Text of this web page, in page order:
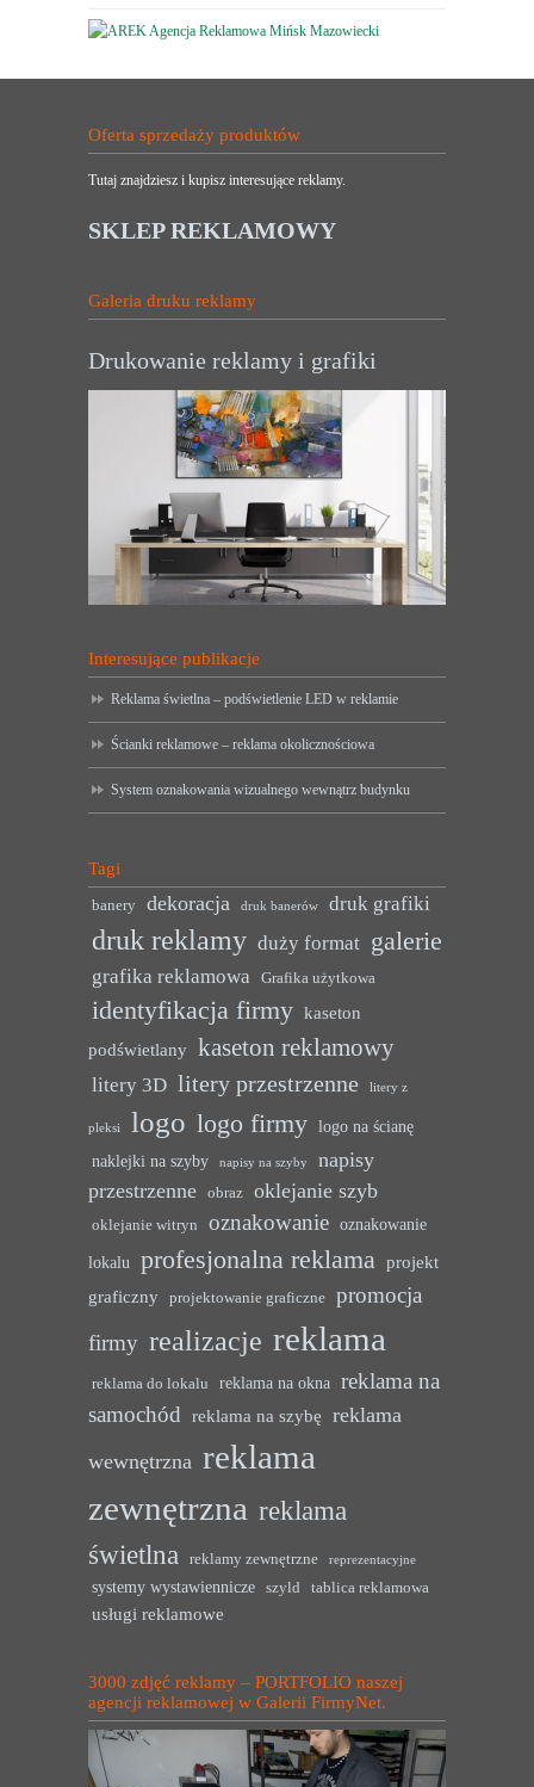
Oferta sprzedaży produktów
Tutaj znajdziesz i kupisz interesujące reklamy.
SKLEP REKLAMOWY
Galeria druku reklamy
Drukowanie reklamy i grafiki
Interesujące publikacje
Reklama świetlna – podświetlenie LED w reklamie
Ścianki reklamowe – reklama okolicznościowa
System oznakowania wizualnego wewnątrz budynku
Tagi
banery dekoracja druk banerów druk grafiki
druk reklamy duży format galerie
grafika reklamowa Grafika użytkowa
identyfikacja firmy kaseton
podświetlany kaseton reklamowy
litery 3D litery przestrzenne litery z
pleksi logo logo firmy logo na ścianę
naklejki na szyby
napisy na szyby
napisy
przestrzenne
obraz oklejanie szyb
oklejanie witryn oznakowanie oznakowanie
lokalu profesjonalna reklama projekt
graficzny
projektowanie graficzne
promocja
firmy realizacje reklama
reklama do lokalu reklama na okna reklama na
samochód reklama na szybę reklama
wewnętrzna reklama
zewnętrzna reklama
świetlna
reklamy zewnętrzne reprezentacyjne
systemy wystawiennicze szyld tablica reklamowa
usługi reklamowe
3000 zdjęć reklamy – PORTFOLIO naszej
agencji reklamowej w Galerii FirmyNet.